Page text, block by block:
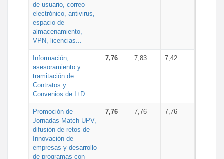
de usuario, correo
electrónico, antivirus,
espacio de
almacenamiento,
VPN, licencias...
Información,
asesoramiento y
tramitación de
Contratos y
Convenios de I+D
7,76 7,83 7,42
Promoción de
Jornadas Match UPV,
difusión de retos de
Innovación de
empresas y desarrollo
de programas con
7,76 7,76 7,76